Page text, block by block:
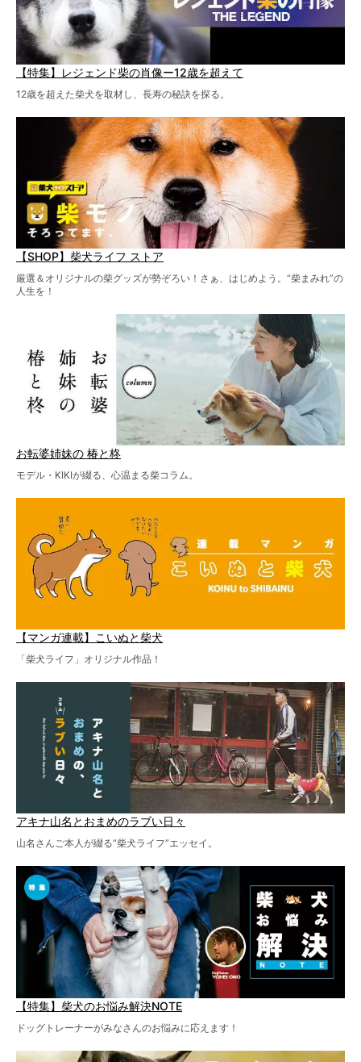
【特集】レジェンド柴の肖像ー12歳を超えて
12歳を超えた柴犬を取材し、長寿の秘訣を探る。
【SHOP】柴犬ライフ ストア
厳選＆オリジナルの柴グッズが勢ぞろい！さぁ、はじめよう。“柴まみれ”の
人生を！
お転婆姉妹の 椿と柊
モデル・KIKIが綴る、心温まる柴コラム。
【マンガ連載】こいぬと柴犬
「柴犬ライフ」オリジナル作品！
アキナ山名とおまめのラブい日々
山名さんご本人が綴る“柴犬ライフ”エッセイ。
【特集】柴犬のお悩み解決NOTE
ドッグトレーナーがみなさんのお悩みに応えます！